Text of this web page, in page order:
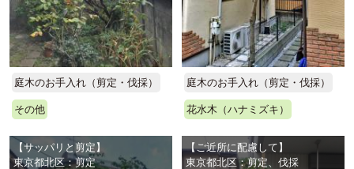
庭木のお手入れ（剪定・伐採）
その他
庭木のお手入れ（剪定・伐採）
花水木（ハナミズキ）
【サッパリと剪定】
東京都北区：剪定
【ご近所に配慮して】
東京都北区：剪定、伐採